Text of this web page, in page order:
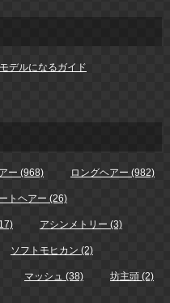
モデルになるガイド
ー (968) ロングヘアー (982)
トヘアー (26)
アシンメトリー (3)
ソフトモヒカン (2)
マッシュ (38) 坊主頭 (2)